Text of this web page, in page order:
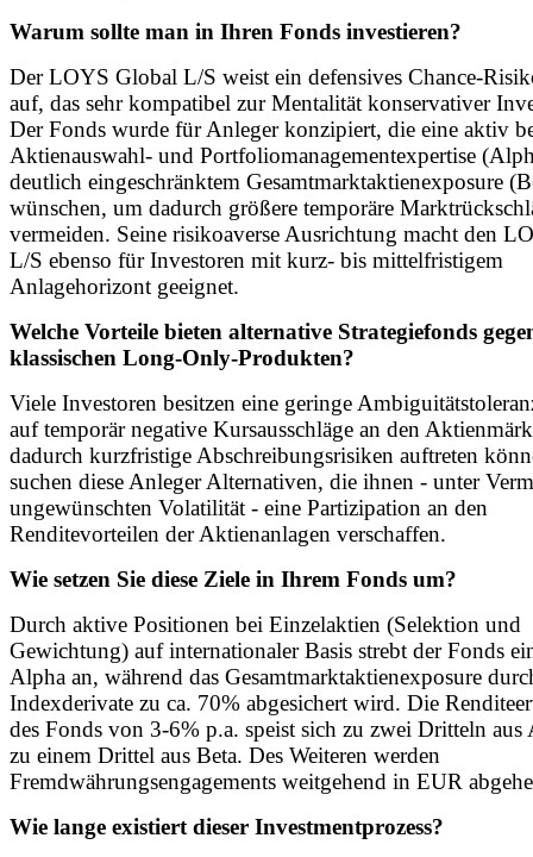
Warum sollte man in Ihren Fonds investieren?
Der LOYS Global L/S weist ein defensives Chance-
auf, das sehr kompatibel zur Mentalität konservativer
Der Fonds wurde für Anleger konzipiert, die eine aktiv
Aktienauswahl- und Portfoliomanagementexpertise
deutlich eingeschränktem Gesamtmarktaktienexposure
wünschen, um dadurch größere temporäre
vermeiden. Seine risikoaverse Ausrichtung macht den
L/S ebenso für Investoren mit kurz- bis mittelfristigem
Anlagehorizont geeignet.
Welche Vorteile bieten alternative Strategiefonds
klassischen Long-Only-Produkten?
Viele Investoren besitzen eine geringe
auf temporär negative Kursausschläge an den
dadurch kurzfristige Abschreibungsrisiken auftreten
suchen diese Anleger Alternativen, die ihnen - unter
ungewünschten Volatilität - eine Partizipation an den
Renditevorteilen der Aktienanlagen verschaffen.
Wie setzen Sie diese Ziele in Ihrem Fonds um?
Durch aktive Positionen bei Einzelaktien (Selektion und
Gewichtung) auf internationaler Basis strebt der Fonds
Alpha an, während das Gesamtmarktaktienexposure
Indexderivate zu ca. 70% abgesichert wird. Die
des Fonds von 3-6% p.a. speist sich zu zwei Dritteln aus
zu einem Drittel aus Beta. Des Weiteren werden
Fremdwährungsengagements weitgehend in EUR
Wie lange existiert dieser Investmentprozess?